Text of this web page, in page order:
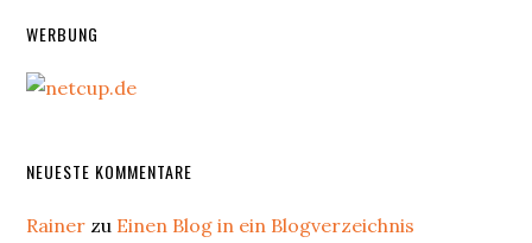
WERBUNG
NEUESTE KOMMENTARE
Rainer zu Einen Blog in ein Blogverzeichnis